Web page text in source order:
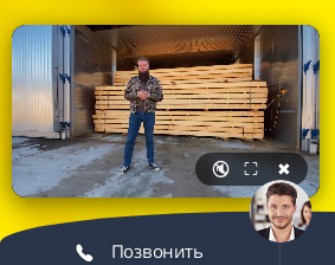
🔇 ⛶ ✖
Позвонить